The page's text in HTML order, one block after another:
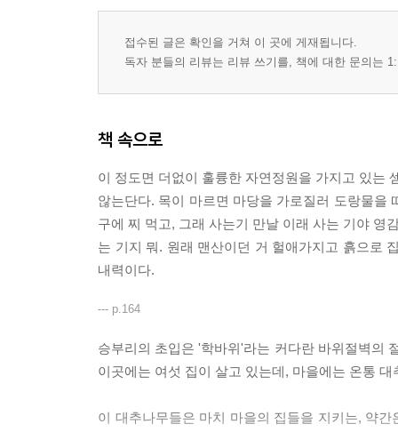
접수된 글은 확인을 거쳐 이 곳에 게재됩니다.
독자 분들의 리뷰는 리뷰 쓰기를, 책에 대한 문의는
책 속으로
이 정도면 더없이 훌륭한 자연정원을 가지고 있는
않는단다. 목이 마르면 마당을 가로질러 도랑물을
구에 찌 먹고, 그래 사는기 만날 이래 사는 기야 영
는 기지 뭐. 원래 맨산이던 거 헐애가지고 흙으로
내력이다.
--- p.164
승부리의 초입은 '학바위'라는 커다란 바위절벽의
이곳에는 여섯 집이 살고 있는데, 마을에는 온통
이 대추나무들은 마치 마을의 집들을 지키는, 약